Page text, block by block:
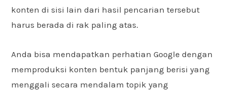
konten di sisi lain dari hasil pencarian tersebut
harus berada di rak paling atas.
Anda bisa mendapatkan perhatian Google dengan
memproduksi konten bentuk panjang berisi yang
menggali secara mendalam topik yang